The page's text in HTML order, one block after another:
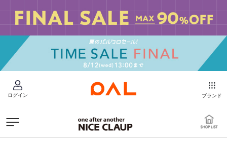
ログイン ブランド